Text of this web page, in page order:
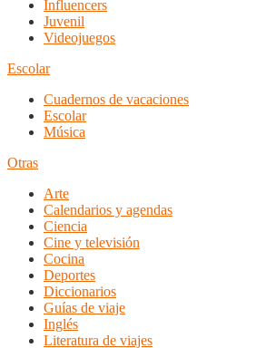
Influencers
Juvenil
Videojuegos
Escolar
Cuadernos de vacaciones
Escolar
Música
Otras
Arte
Calendarios y agendas
Ciencia
Cine y televisión
Cocina
Deportes
Diccionarios
Guías de viaje
Inglés
Literatura de viajes